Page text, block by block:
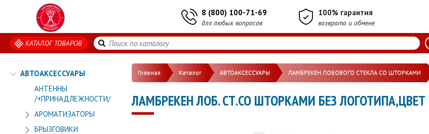
8 (800) 100-71-69
для любых вопросов
100% гарантия
возврата и обмене
КАТАЛОГ ТОВАРОВ
АВТОАКСЕССУАРЫ
АНТЕННЫ
/+ПРИНАДЛЕЖНОСТИ/
АРОМАТИЗАТОРЫ
БРЫЗГОВИКИ
Главная Каталог АВТОАКСЕССУАРЫ ЛАМБРЕКЕН ЛОБОВОГО СТЕКЛА СО ШТОРКАМИ
ЛАМБРЕКЕН ЛОБ. СТ.СО ШТОРКАМИ БЕЗ